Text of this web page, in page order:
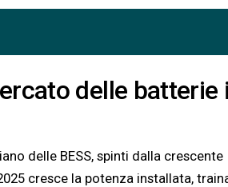
delle batterie
delle BESS, spinti dalla crescente
cresce la potenza installata,